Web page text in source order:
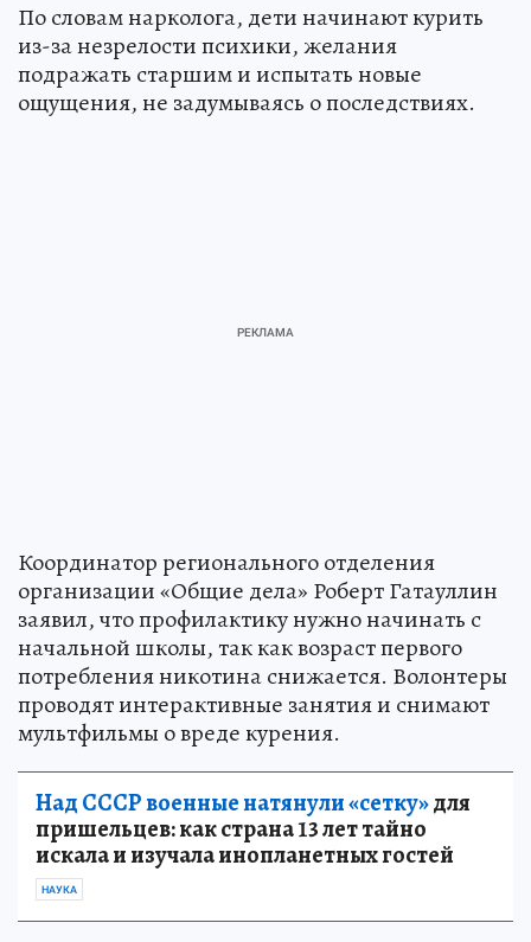
По словам нарколога, дети начинают курить
из-за незрелости психики, желания
подражать старшим и испытать новые
ощущения, не задумываясь о последствиях.
Координатор регионального отделения
организации «Общие дела» Роберт Гатауллин
заявил, что профилактику нужно начинать с
начальной школы, так как возраст первого
потребления никотина снижается. Волонтеры
проводят интерактивные занятия и снимают
мультфильмы о вреде курения.
Над СССР военные натянули «сетку»для
пришельцев: как страна 13 лет тайно
искала и изучала инопланетных гостей
НАУКА